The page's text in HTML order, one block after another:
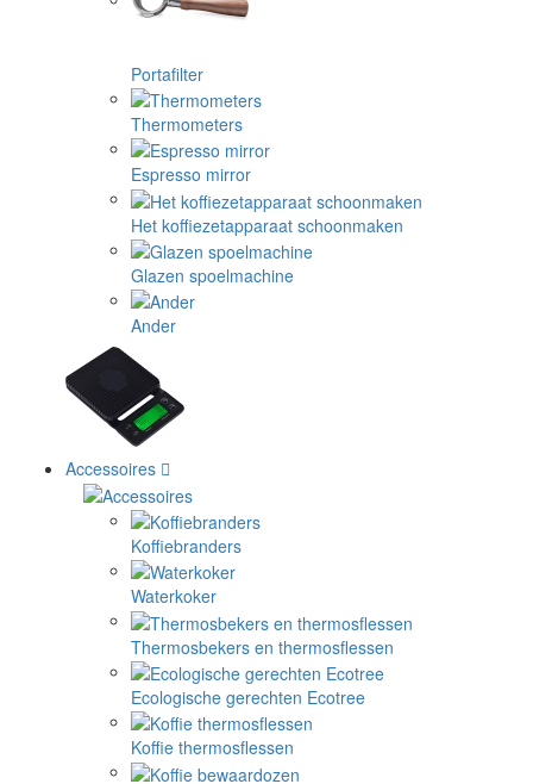
Portafilter
Thermometers
Espresso mirror
Het koffiezetapparaat schoonmaken
Glazen spoelmachine
Ander
Accessoires
Koffiebranders
Waterkoker
Thermosbekers en thermosflessen
Ecologische gerechten Ecotree
Koffie thermosflessen